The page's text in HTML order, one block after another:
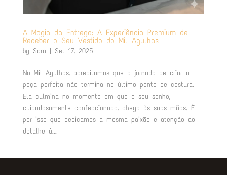
A Magia da Entrega: A Experiência Premium de
Receber o Seu Vestido do Mil Agulhas
by Sara| Set 17, 2025
No Mil Agulhas, acreditamos que a jornada de criar a
peça perfeita não termina no último ponto de costura.
Ela culmina no momento em que o seu sonho,
cuidadosamente confeccionado, chega às suas mãos. É
por isso que dedicamos a mesma paixão e atenção ao
detalhe à...